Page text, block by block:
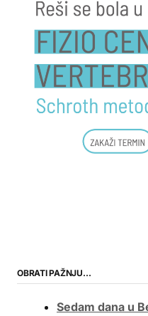
OBRATI PAŽNJU…
Sedam dana u